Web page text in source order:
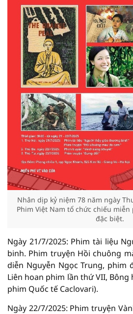
Nhân dịp kỷ niệm 78 năm ngày
Phim Việt Nam tổ chức chiếu
đặc biệt.
Ngày 21/7/2025: Phim tài liệu
binh. Phim truyện Hồi chuông
diễn Nguyễn Ngọc Trung, phim
Liên hoan phim lần thứ VII, Bông
phim Quốc tế Caclovari).
Ngày 22/7/2025: Phim truyện